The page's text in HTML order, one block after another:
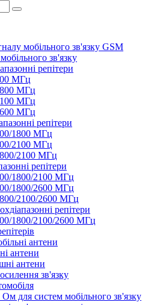
мобільного зв'язку GSM
зв'язку
репітери
МГц
МГц
МГц
МГц
репітери
1800 МГц
2100 МГц
2100 МГц
репітери
1800/2100 МГц
1800/2600 МГц
2100/2600 МГц
репітери
1800/2100/2600 МГц
антени
антени
антени
зв'язку
для систем мобільного зв'язку